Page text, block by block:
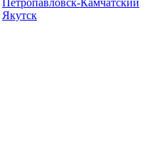
Петропавловск-Камчатский
Якутск